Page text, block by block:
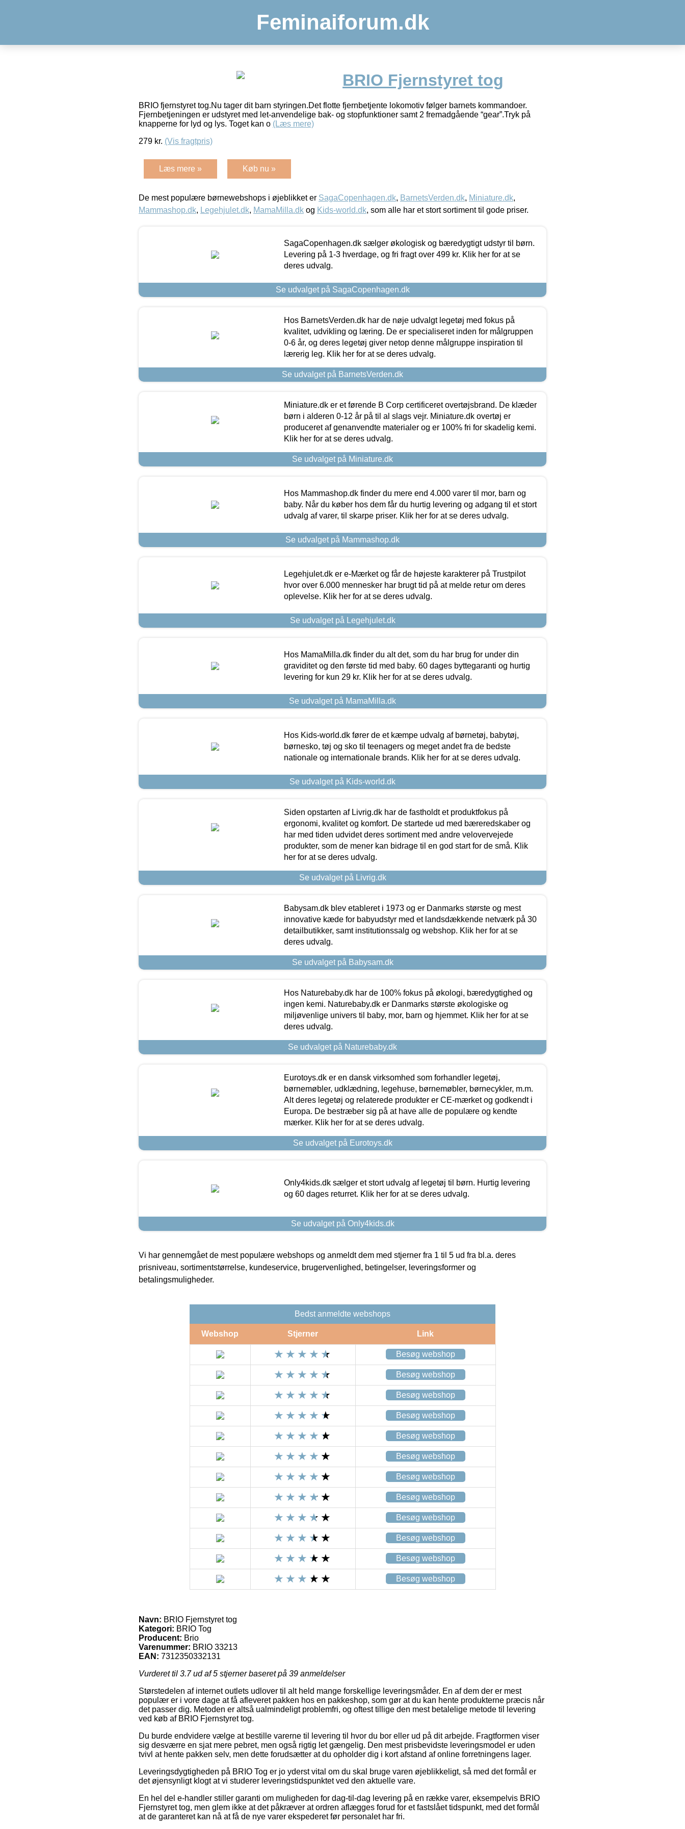
Feminaiforum.dk
BRIO Fjernstyret tog
BRIO fjernstyret tog.Nu tager dit barn styringen.Det flotte fjernbetjente lokomotiv følger barnets kommandoer.
Fjernbetjeningen er udstyret med let-anvendelige bak- og stopfunktioner samt 2 fremadgående “gear”.Tryk på
knapperne for lyd og lys. Toget kan o (Læs mere)
279 kr. (Vis fragtpris)
Læs mere » Køb nu »
De mest populære børnewebshops i øjeblikket er SagaCopenhagen.dk, BarnetsVerden.dk, Miniature.dk,
Mammashop.dk, Legehjulet.dk, MamaMilla.dk og Kids-world.dk, som alle har et stort sortiment til gode priser.
SagaCopenhagen.dk sælger økologisk og bæredygtigt udstyr til børn.
Levering på 1-3 hverdage, og fri fragt over 499 kr. Klik her for at se
deres udvalg.
Se udvalget på SagaCopenhagen.dk
Hos BarnetsVerden.dk har de nøje udvalgt legetøj med fokus på
kvalitet, udvikling og læring. De er specialiseret inden for målgruppen
0-6 år, og deres legetøj giver netop denne målgruppe inspiration til
lærerig leg. Klik her for at se deres udvalg.
Se udvalget på BarnetsVerden.dk
Miniature.dk er et førende B Corp certificeret overtøjsbrand. De klæder
børn i alderen 0-12 år på til al slags vejr. Miniature.dk overtøj er
produceret af genanvendte materialer og er 100% fri for skadelig kemi.
Klik her for at se deres udvalg.
Se udvalget på Miniature.dk
Hos Mammashop.dk finder du mere end 4.000 varer til mor, barn og
baby. Når du køber hos dem får du hurtig levering og adgang til et stort
udvalg af varer, til skarpe priser. Klik her for at se deres udvalg.
Se udvalget på Mammashop.dk
Legehjulet.dk er e-Mærket og får de højeste karakterer på Trustpilot
hvor over 6.000 mennesker har brugt tid på at melde retur om deres
oplevelse. Klik her for at se deres udvalg.
Se udvalget på Legehjulet.dk
Hos MamaMilla.dk finder du alt det, som du har brug for under din
graviditet og den første tid med baby. 60 dages byttegaranti og hurtig
levering for kun 29 kr. Klik her for at se deres udvalg.
Se udvalget på MamaMilla.dk
Hos Kids-world.dk fører de et kæmpe udvalg af børnetøj, babytøj,
børnesko, tøj og sko til teenagers og meget andet fra de bedste
nationale og internationale brands. Klik her for at se deres udvalg.
Se udvalget på Kids-world.dk
Siden opstarten af Livrig.dk har de fastholdt et produktfokus på
ergonomi, kvalitet og komfort. De startede ud med bæreredskaber og
har med tiden udvidet deres sortiment med andre velovervejede
produkter, som de mener kan bidrage til en god start for de små. Klik
her for at se deres udvalg.
Se udvalget på Livrig.dk
Babysam.dk blev etableret i 1973 og er Danmarks største og mest
innovative kæde for babyudstyr med et landsdækkende netværk på 30
detailbutikker, samt institutionssalg og webshop. Klik her for at se
deres udvalg.
Se udvalget på Babysam.dk
Hos Naturebaby.dk har de 100% fokus på økologi, bæredygtighed og
ingen kemi. Naturebaby.dk er Danmarks største økologiske og
miljøvenlige univers til baby, mor, barn og hjemmet. Klik her for at se
deres udvalg.
Se udvalget på Naturebaby.dk
Eurotoys.dk er en dansk virksomhed som forhandler legetøj,
børnemøbler, udklædning, legehuse, børnemøbler, børnecykler, m.m.
Alt deres legetøj og relaterede produkter er CE-mærket og godkendt i
Europa. De bestræber sig på at have alle de populære og kendte
mærker. Klik her for at se deres udvalg.
Se udvalget på Eurotoys.dk
Only4kids.dk sælger et stort udvalg af legetøj til børn. Hurtig levering
og 60 dages returret. Klik her for at se deres udvalg.
Se udvalget på Only4kids.dk
Vi har gennemgået de mest populære webshops og anmeldt dem med stjerner fra 1 til 5 ud fra bl.a. deres
prisniveau, sortimentstørrelse, kundeservice, brugervenlighed, betingelser, leveringsformer og
betalingsmuligheder.
Bedst anmeldte webshops
Webshop Stjerner Link
Besøg webshop
Besøg webshop
Besøg webshop
Besøg webshop
Besøg webshop
Besøg webshop
Besøg webshop
Besøg webshop
Besøg webshop
Besøg webshop
Besøg webshop
Besøg webshop
Navn: BRIO Fjernstyret tog
Kategori: BRIO Tog
Producent: Brio
Varenummer: BRIO 33213
EAN: 7312350332131
Vurderet til 3.7ud af 5 stjerner baseret på 39 anmeldelser
Størstedelen af internet outlets udlover til alt held mange forskellige leveringsmåder. En af dem der er mest
populær er i vore dage at få afleveret pakken hos en pakkeshop, som gør at du kan hente produkterne præcis når
det passer dig. Metoden er altså ualmindeligt problemfri, og oftest tillige den mest betalelige metode til levering
ved køb af BRIO Fjernstyret tog.
Du burde endvidere vælge at bestille varerne til levering til hvor du bor eller ud på dit arbejde. Fragtformen viser
sig desværre en sjat mere pebret, men også rigtig let gængelig. Den mest prisbevidste leveringsmodel er uden
tvivl at hente pakken selv, men dette forudsætter at du opholder dig i kort afstand af online forretningens lager.
Leveringsdygtigheden på BRIO Tog er jo yderst vital om du skal bruge varen øjeblikkeligt, så med det formål er
det øjensynligt klogt at vi studerer leveringstidspunktet ved den aktuelle vare.
En hel del e-handler stiller garanti om muligheden for dag-til-dag levering på en række varer, eksempelvis BRIO
Fjernstyret tog, men glem ikke at det påkræver at ordren aflægges forud for et fastslået tidspunkt, med det formål
at de garanteret kan nå at få de nye varer ekspederet før personalet har fri.